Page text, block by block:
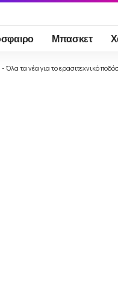
Μπασκετ
τα νέα για το ερασιτεχνικό